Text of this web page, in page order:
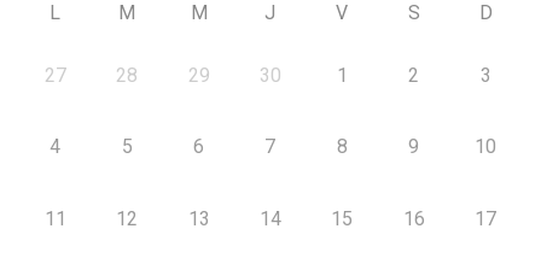
L M M J V S D
27 28 29 30 1 2 3
4 5 6 7 8 9 10
11 12 13 14 15 16 17